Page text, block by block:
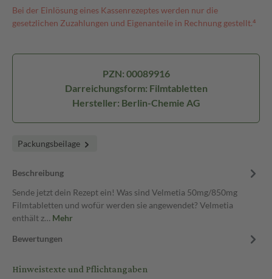
Bei der Einlösung eines Kassenrezeptes werden nur die
gesetzlichen Zuzahlungen und Eigenanteile in Rechnung gestellt.⁴
PZN: 00089916
Darreichungsform: Filmtabletten
Hersteller: Berlin-Chemie AG
Packungsbeilage
Beschreibung
Sende jetzt dein Rezept ein! Was sind Velmetia 50mg/850mg
Filmtabletten und wofür werden sie angewendet? Velmetia
enthält z… Mehr
Bewertungen
Hinweistexte und Pflichtangaben